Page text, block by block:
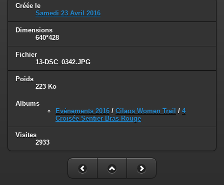
Créée le
Samedi 23 Avril 2016
Dimensions
640*428
Fichier
13-DSC_0342.JPG
Poids
223 Ko
Albums
Evénements 2016 / Cilaos Women Trail / 4
Croisée Sentier Bras Rouge
Visites
2933